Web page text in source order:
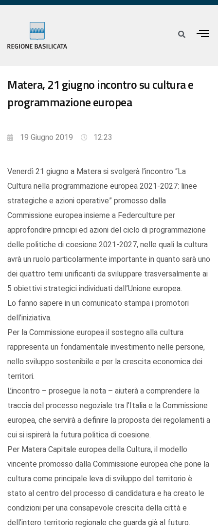
Matera, 21 giugno incontro su cultura e
programmazione europea
19 Giugno 2019 12:23
Venerdì 21 giugno a Matera si svolgerà l’incontro “La
Cultura nella programmazione europea 2021-2027: linee
strategiche e azioni operative” promosso dalla
Commissione europea insieme a Federculture per
approfondire principi ed azioni del ciclo di programmazione
delle politiche di coesione 2021-2027, nelle quali la cultura
avrà un ruolo particolarmente importante in quanto sarà uno
dei quattro temi unificanti da sviluppare trasversalmente ai
5 obiettivi strategici individuati dall’Unione europea.
Lo fanno sapere in un comunicato stampa i promotori
dell’iniziativa.
Per la Commissione europea il sostegno alla cultura
rappresenta un fondamentale investimento nelle persone,
nello sviluppo sostenibile e per la crescita economica dei
territori.
L’incontro – prosegue la nota – aiuterà a comprendere la
traccia del processo negoziale tra l’Italia e la Commissione
europea, che servirà a definire la proposta dei regolamenti a
cui si ispirerà la futura politica di coesione.
Per Matera Capitale europea della Cultura, il modello
vincente promosso dalla Commissione europea che pone la
cultura come principale leva di sviluppo del territorio è
stato al centro del processo di candidatura e ha creato le
condizioni per una consapevole crescita della città e
dell’intero territorio regionale che guarda già al futuro.